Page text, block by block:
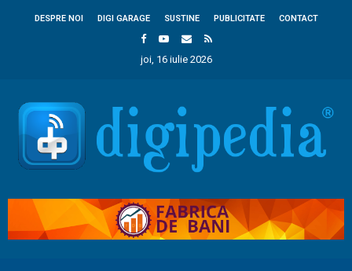
DESPRE NOI DIGI GARAGE SUSTINE PUBLICITATE CONTACT
joi, 16 iulie 2026